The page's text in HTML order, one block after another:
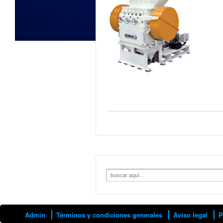
Search
for:
Admin Términos y condiciones generales Aviso legal